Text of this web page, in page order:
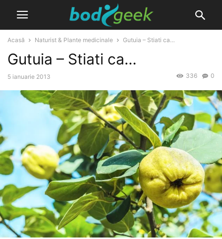
Acasă Naturist & Plante medicinale Gutuia – Stiati ca…
Gutuia – Stiati ca…
5 ianuarie 2013 0
336